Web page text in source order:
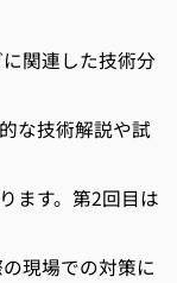
関連した技術分
な技術解説や試
ます。第2回目は
現場での対策に